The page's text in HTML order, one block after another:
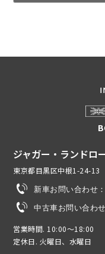
ジャガー・ランドロ
東京都目黒区中根1-24-13
新車お問い合わ
中古車お問い合
営業時間. 10:00～18:00
定休日. 火曜日、水曜日